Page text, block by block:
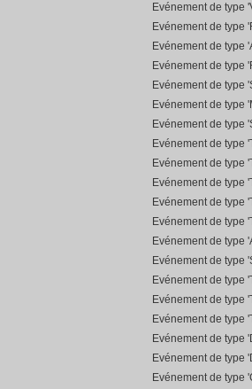
Evénement de type
Evénement de type
Evénement de type
Evénement de type
Evénement de type
Evénement de type
Evénement de type
Evénement de type
Evénement de type
Evénement de type
Evénement de type
Evénement de type
Evénement de type
Evénement de type
Evénement de type
Evénement de type
Evénement de type
Evénement de type
Evénement de type
Evénement de type